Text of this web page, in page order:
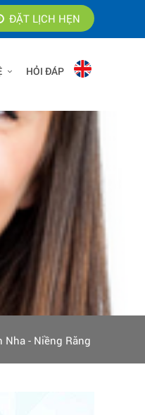
ĐẶT LỊCH HẸN
HỎI ĐÁP
Nha - Niềng Răng